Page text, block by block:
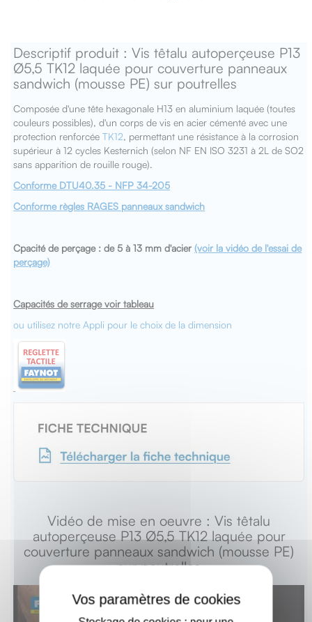
Descriptif produit : Vis têtalu autoperçeuse P13
Ø5,5 TK12 laquée pour couverture panneaux
sandwich (mousse PE) sur poutrelles
Composée d'une tête hexagonale H13 en aluminium laquée (toutes
couleurs possibles), d'un corps de vis en acier cémenté avec une
protection renforcéeTK12, permettant une résistance à la corrosion
supérieur à 12 cycles Kesternich (selon NF EN ISO 3231 à 2L de SO2
sans apparition de rouille rouge).
Conforme DTU40.35 - NFP 34-205
Conforme règles RAGES panneaux sandwich
Cpacité de perçage : de 5 à 13 mm d'acier(voir la vidéo de l'essai de
perçage)
Capacités de serrage voir tableau
ou utilisez notre Appli pour le choix de la dimension
Vidéo de mise en oeuvre : Vis têtalu
autoperçeuse P13 Ø5,5 TK12 laquée pour
couverture panneaux sandwich (mousse PE)
sur poutrelles